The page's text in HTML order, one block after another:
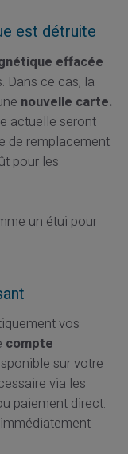
est détruite
effacée
Dans ce cas, la
nouvelle carte.
actuelle seront
de remplacement.
pour les
un étui pour
vos
compte
sur votre
via les
paiement direct.